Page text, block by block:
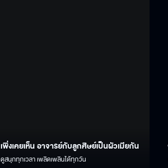
เพิ่งเคยเห็น อาจารย์กับลูกศิษย์เป็นผัวเมียกัน
ดูสนุกทุกเวลา เพลิดเพลินได้ทุกวัน